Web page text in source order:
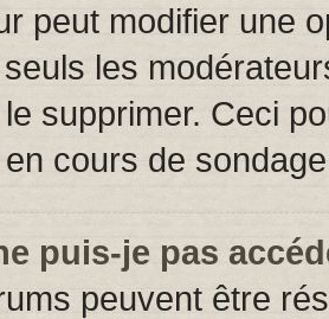
peut modifier une
les
supprimer. Ceci
cours de
puis-je pas
peuvent être